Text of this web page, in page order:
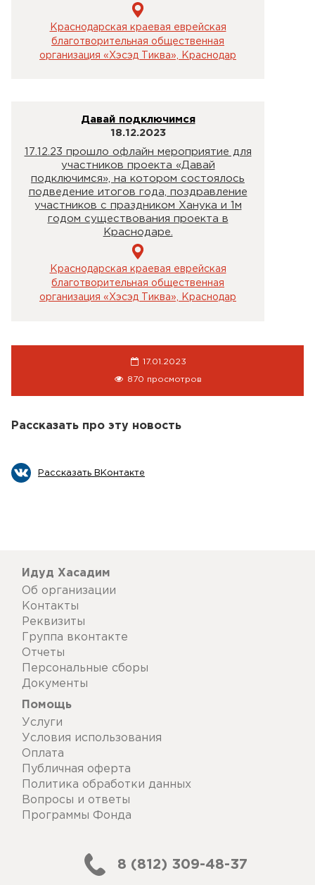
Краснодарская краевая еврейская
благотворительная общественная
организация «Хэсэд Тиква», Краснодар
Давай подключимся
18.12.2023
17.12.23 прошло офлайн мероприятие для
участников проекта «Давай
подключимся», на котором состоялось
подведение итогов года, поздравление
участников с праздником Ханука и 1м
годом существования проекта в
Краснодаре.
Краснодарская краевая еврейская
благотворительная общественная
организация «Хэсэд Тиква», Краснодар
17.01.2023
870 просмотров
Рассказать про эту новость
Рассказать ВКонтакте
Идуд Хасадим
Об организации
Контакты
Реквизиты
Группа вконтакте
Отчеты
Персональные сборы
Документы
Помощь
Услуги
Условия использования
Оплата
Публичная оферта
Политика обработки данных
Вопросы и ответы
Программы Фонда
8 (812) 309-48-37